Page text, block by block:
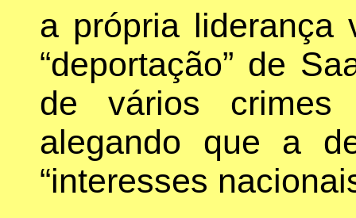
a própria liderança
“deportação” de
de vários crimes
alegando que a
“interesses